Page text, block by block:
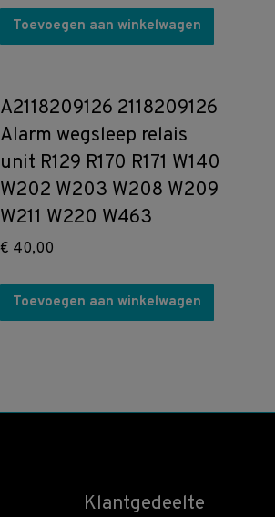
Toevoegen aan winkelwagen
A2118209126 2118209126
Alarm wegsleep relais
unit R129 R170 R171 W140
W202 W203 W208 W209
W211 W220 W463
€ 40,00
Toevoegen aan winkelwagen
Klantgedeelte